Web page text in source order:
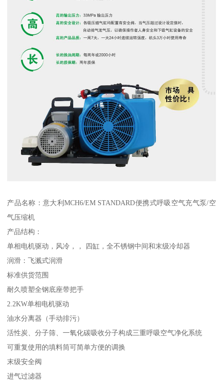
产品名称：意大利MCH6/EM STANDARD便携式呼吸空气充气泵/空
气压缩机
产品结构：
单相电机驱动，风冷，， 四缸，全不锈钢中间和末级冷却器
润滑：飞溅式润滑
标准供货范围
耐久喷塑全钢底座带把手
2.2KW单相电机驱动
油水分离器（手动排污）
活性炭、分子筛、一氧化碳吸收分子构成三重呼吸空气净化系统
可重复使用的填料筒可简单方便的调换
末级安全阀
进气过滤器